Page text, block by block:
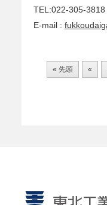
TEL:022-305-
E-mail :
« 先頭 «